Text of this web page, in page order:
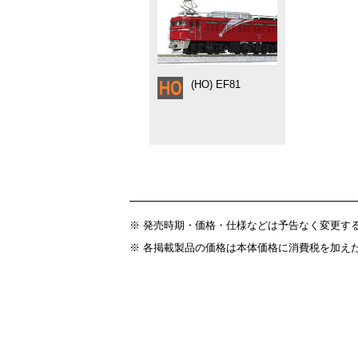
(HO) EF81
※ 発売時期・価格・仕様などは予告なく変更す
※ 各掲載製品の価格は本体価格に消費税を加え